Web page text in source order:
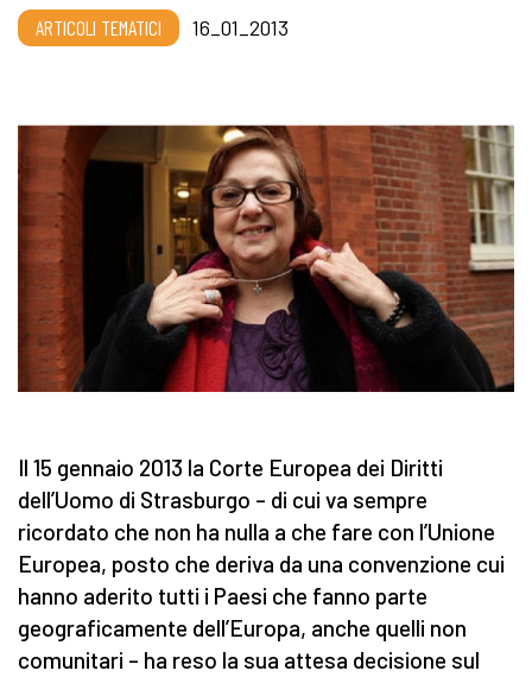
ARTICOLI TEMATICI 16_01_2013
Il 15 gennaio 2013 la Corte Europea dei Diritti
dell’Uomo di Strasburgo – di cui va sempre
ricordato che non ha nulla a che fare con l’Unione
Europea, posto che deriva da una convenzione cui
hanno aderito tutti i Paesi che fanno parte
geograficamente dell’Europa, anche quelli non
comunitari – ha reso la sua attesa decisione sul